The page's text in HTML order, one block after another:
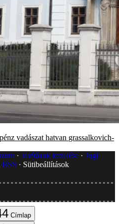
vadászat hatvan grassalkovich-
Javítások kezelése
Jogi
RSS
Sütibeállítások
Címlap